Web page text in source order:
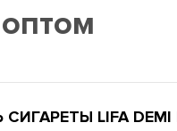
LIFA